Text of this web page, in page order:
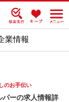
業情報
のお手伝い
ーの求人情報詳